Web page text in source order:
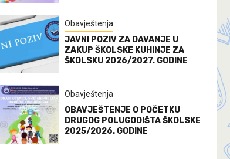
Obavještenja
JAVNI POZIV ZA DAVANJE U
ZAKUP ŠKOLSKE KUHINJE ZA
ŠKOLSKU 2026/2027. GODINE
Obavještenja
OBAVJEŠTENJE O POČETKU
DRUGOG POLUGODIŠTA ŠKOLSKE
2025/2026. GODINE